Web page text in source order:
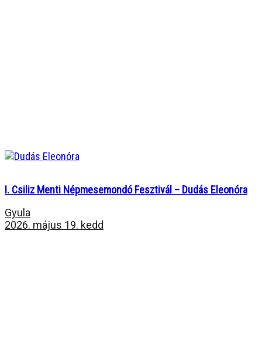
I. Csiliz Menti Népmesemondó Fesztivál – Dudás Eleonóra
Gyula
2026. május 19. kedd